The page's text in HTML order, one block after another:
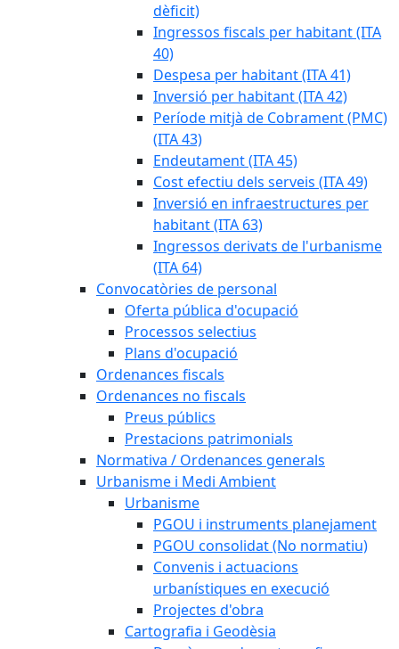
dèficit)
Ingressos fiscals per habitant (ITA
40)
Despesa per habitant (ITA 41)
Inversió per habitant (ITA 42)
Període mitjà de Cobrament (PMC)
(ITA 43)
Endeutament (ITA 45)
Cost efectiu dels serveis (ITA 49)
Inversió en infraestructures per
habitant (ITA 63)
Ingressos derivats de l'urbanisme
(ITA 64)
Convocatòries de personal
Oferta pública d'ocupació
Processos selectius
Plans d'ocupació
Ordenances fiscals
Ordenances no fiscals
Preus públics
Prestacions patrimonials
Normativa / Ordenances generals
Urbanisme i Medi Ambient
Urbanisme
PGOU i instruments planejament
PGOU consolidat (No normatiu)
Convenis i actuacions
urbanístiques en execució
Projectes d'obra
Cartografia i Geodèsia